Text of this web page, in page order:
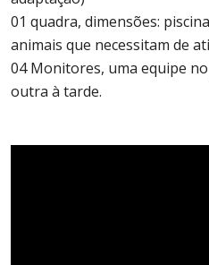
01 quadra, dimensões:
animais que necessitam de
04 Monitores, uma equipe
outra à tarde.